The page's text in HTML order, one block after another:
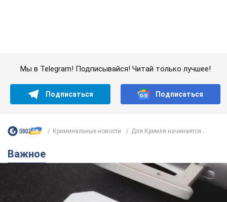
Украинцы массово переносят свои мобильные
номера на одного и того же оператора: на